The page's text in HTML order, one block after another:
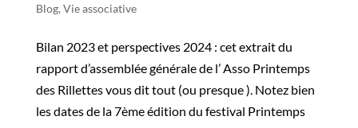
Blog, Vie associative
Bilan 2023 et perspectives 2024 : cet extrait du
rapport d’assemblée générale de l’ Asso Printemps
des Rillettes vous dit tout (ou presque ). Notez bien
les dates de la 7ème édition du festival Printemps